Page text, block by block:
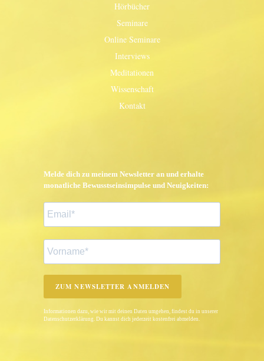
Hörbücher
Seminare
Online Seminare
Interviews
Meditationen
Wissenschaft
Kontakt
Melde dich zu meinem Newsletter an und erhalte
monatliche Bewusstseinsimpulse und Neuigkeiten:
ZUM NEWSLETTER ANMELDEN
Informationen dazu, wie wir mit deinen Daten umgehen, findest du in unserer
Datenschutzerklärung. Du kannst dich jederzeit kostenfrei abmelden.